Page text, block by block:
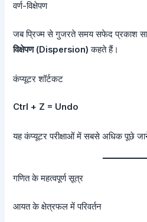
वर्ण-विक्षेपण
जब प्रिज्म से गुजरते समय सफेद प्रकाश
विक्षेपण (Dispersion) कहते हैं।
कंप्यूटर शॉर्टकट
Ctrl + Z = Undo
यह कंप्यूटर परीक्षाओं में सबसे अधिक पूछे
गणित के महत्वपूर्ण सूत्र
आयत के क्षेत्रफल में परिवर्तन